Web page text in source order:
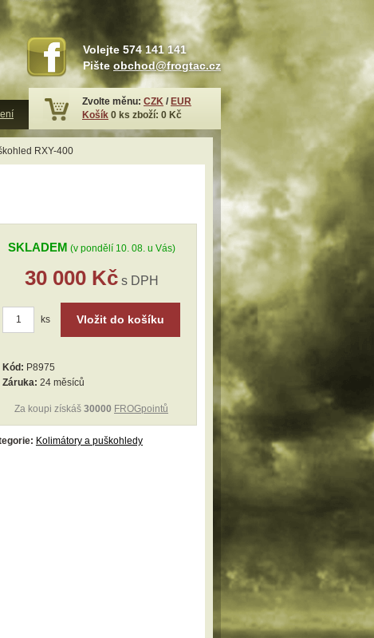
RXY-400
SKLADEM (v pondělí 10. 08. u Vás)
30 000 Kčs DPH
ks Vložit do košíku
Kód: P8975
Záruka: 24 měsíců
Za koupi získáš 30000 FROGpointů
Kolimátory a puškohledy
Volejte 574 141 141
Pište obchod@frogtac.cz
Zvolte měnu: CZK / EUR
Košík 0 ks zboží: 0 Kč